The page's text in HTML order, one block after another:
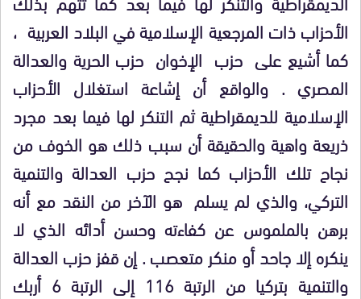
الأحزاب ذات المرجعية الإسلامية في البلاد العربية ،
كما أشيع على حزب الإخوان حزب الحرية والعدالة
المصري . والواقع أن إشاعة استغلال الأحزاب
الإسلامية للديمقراطية ثم التنكر لها فيما بعد مجرد
ذريعة واهية والحقيقة أن سبب ذلك هو الخوف من
نجاح تلك الأحزاب كما نجح حزب العدالة والتنمية
التركي، والذي لم يسلم هو الآخر من النقد مع أنه
برهن بالملموس عن كفاءته وحسن أدائه الذي لا
ينكره إلا جاحد أو منكر متعصب . إن قفز حزب العدالة
والتنمية بتركيا من الرتبة 116 إلى الرتبة 6 أربك